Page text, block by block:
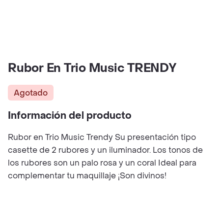
Rubor En Trio Music TRENDY
Agotado
Información del producto
Rubor en Trio Music Trendy Su presentación tipo
casette de 2 rubores y un iluminador. Los tonos de
los rubores son un palo rosa y un coral Ideal para
complementar tu maquillaje ¡Son divinos!